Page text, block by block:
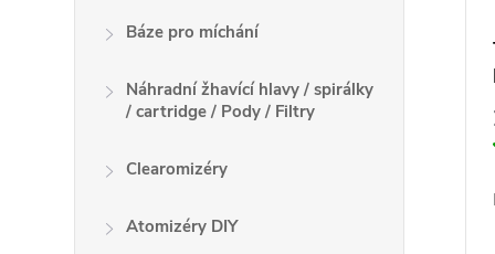
Báze pro míchání
Náhradní žhavící hlavy / spirálky
/ cartridge / Pody / Filtry
Clearomizéry
Atomizéry DIY